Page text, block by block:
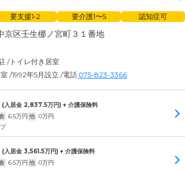
要支援1•2 要介護1〜5 認知症可
京区壬生梛ノ宮町３１番地
/トイレ付き居室
/1992年5月設立 /電話 075-823-3366
(入居金 2,837.5万円) + 介護保険料
6.5万円 他 0万円
(入居金 3,561.5万円) + 介護保険料
6.5万円 他 0万円